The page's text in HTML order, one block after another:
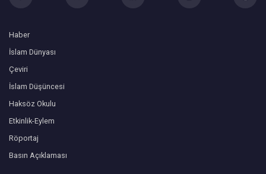
Haber
İslam Dünyası
Çeviri
İslam Düşüncesi
Haksöz Okulu
Etkinlik-Eylem
Röportaj
Basın Açıklaması